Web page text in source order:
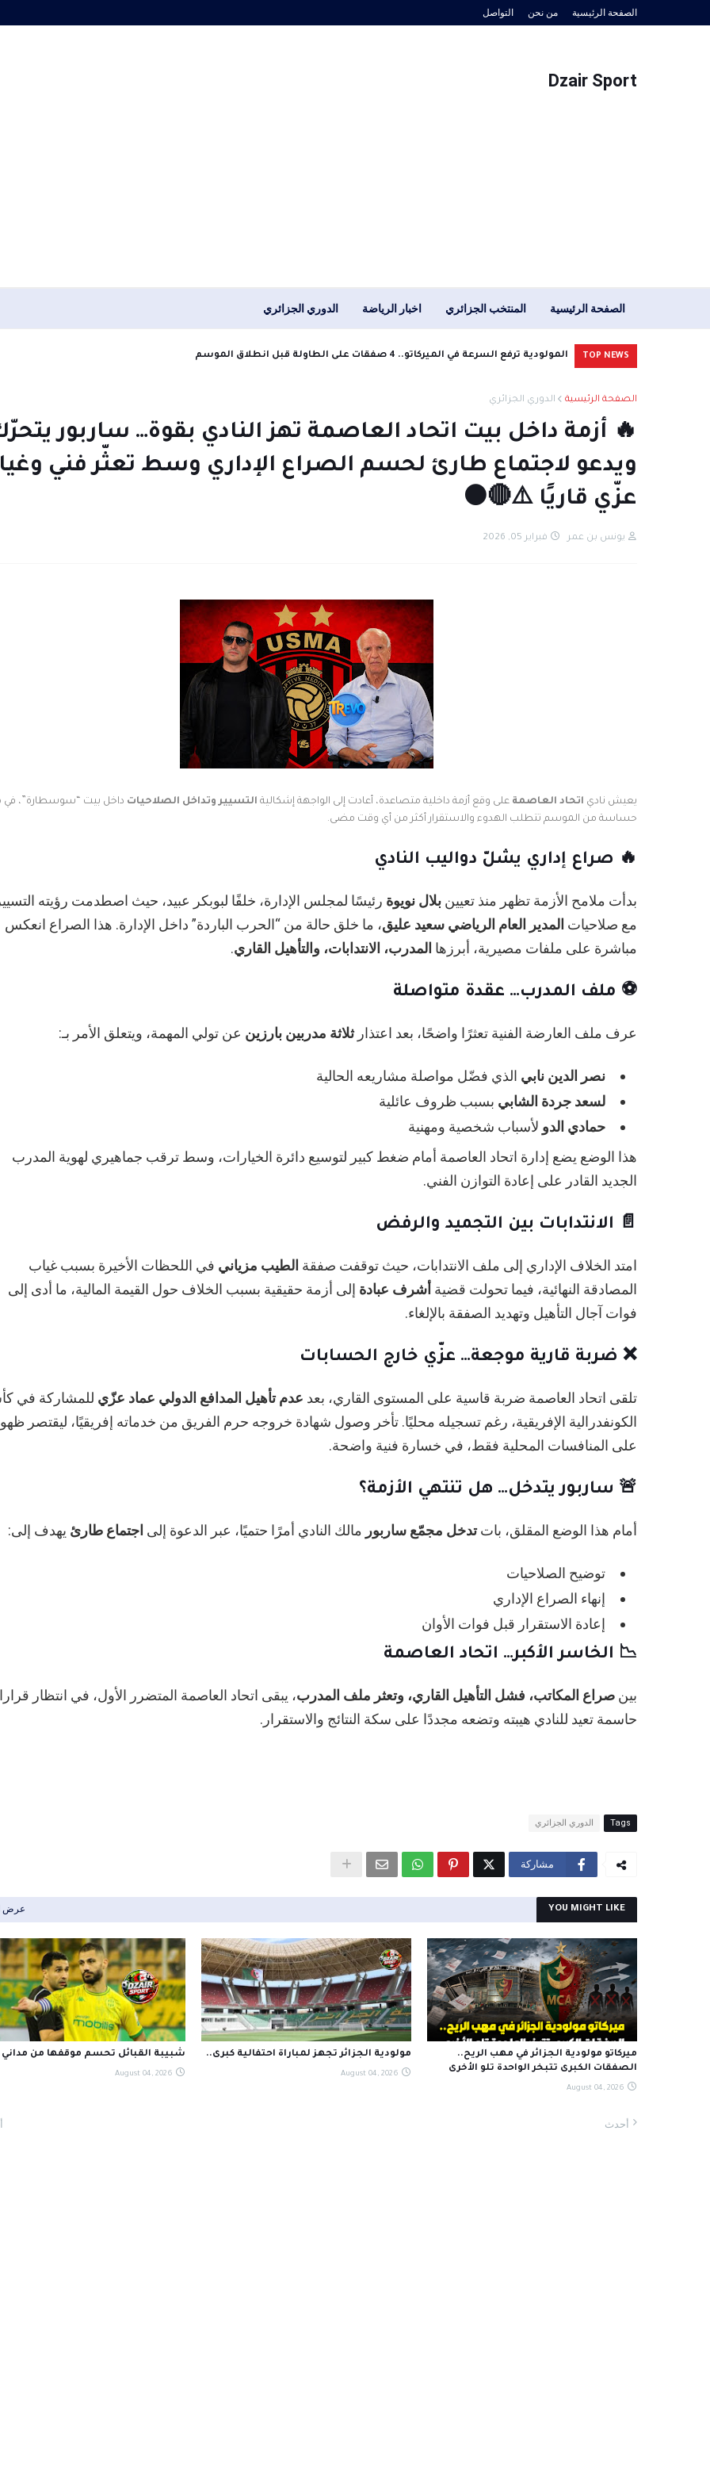
الصفحة الرئيسية من نحن التواصل
Dzair Sport
الصفحة الرئيسية المنتخب الجزائري اخبار الرياضة الدوري الجزائري
TOP NEWSالمولودية ترفع السرعة في الميركاتو.. 4 صفقات على الطاولة قبل انطلاق الموسم
تطورات مثيرة في ملف بيتكوفيتش.. غياب مستمر واجتماعات مرتقبة داخل الفاف لحسم مستقبل المنتخب الجزائري
الصفحة الرئيسية الدوري الجزائري
🔥 أزمة داخل بيت اتحاد العاصمة تهز النادي بقوة… ساربور
ويدعو لاجتماع طارئ لحسم الصراع الإداري وسط تعثّر فني
عزّي قاريًا ⚠️🔴⚫
يونس بن عمر فبراير 05, 2026
يعيش نادي اتحاد العاصمة على وقع أزمة داخلية متصاعدة، أعادت إلى الواجهة إشكالية التسيير وتداخل الصلاحيات داخل بيت “سوسطارة”، في
حساسة من الموسم تتطلب الهدوء والاستقرار أكثر من أي وقت مضى.
🔥 صراع إداري يشلّ دواليب النادي
بدأت ملامح الأزمة تظهر منذ تعيين بلال نويوة رئيسًا لمجلس الإدارة، خلفًا لبوبكر عبيد، حيث اصطدمت رؤيته
مع صلاحيات المدير العام الرياضي سعيد عليق، ما خلق حالة من “الحرب الباردة” داخل الإدارة. هذا الصراع انعكس
مباشرة على ملفات مصيرية، أبرزها المدرب، الانتدابات، والتأهيل القاري.
⚽ ملف المدرب… عقدة متواصلة
عرف ملف العارضة الفنية تعثرًا واضحًا، بعد اعتذارثلاثة مدربين بارزين عن تولي المهمة، ويتعلق الأمر بـ:
نصر الدين نابي الذي فضّل مواصلة مشاريعه الحالية
لسعد جردة الشابي بسبب ظروف عائلية
حمادي الدو لأسباب شخصية ومهنية
هذا الوضع يضع إدارة اتحاد العاصمة أمام ضغط كبير لتوسيع دائرة الخيارات، وسط ترقب جماهيري لهوية المدرب
الجديد القادر على إعادة التوازن الفني.
📄 الانتدابات بين التجميد والرفض
امتد الخلاف الإداري إلى ملف الانتدابات، حيث توقفت صفقة الطيب مزياني في اللحظات الأخيرة بسبب غياب
المصادقة النهائية، فيما تحولت قضية أشرف عبادة إلى أزمة حقيقية بسبب الخلاف حول القيمة المالية، ما أدى إلى
فوات آجال التأهيل وتهديد الصفقة بالإلغاء.
❌ ضربة قارية موجعة… عزّي خارج الحسابات
تلقى اتحاد العاصمة ضربة قاسية على المستوى القاري، بعد عدم تأهيل المدافع الدولي عماد عزّي للمشاركة في
الكونفدرالية الإفريقية، رغم تسجيله محليًا. تأخر وصول شهادة خروجه حرم الفريق من خدماته إفريقيًا، ليقتصر
على المنافسات المحلية فقط، في خسارة فنية واضحة.
🚨 ساربور يتدخل… هل تنتهي الأزمة؟
أمام هذا الوضع المقلق، باتتدخل مجمّع ساربور مالك النادي أمرًا حتميًا، عبر الدعوة إلى اجتماع طارئ يهدف إلى:
توضيح الصلاحيات
إنهاء الصراع الإداري
إعادة الاستقرار قبل فوات الأوان
📉 الخاسر الأكبر… اتحاد العاصمة
بين صراع المكاتب، فشل التأهيل القاري، وتعثر ملف المدرب، يبقى اتحاد العاصمة المتضرر الأول، في انتظار
حاسمة تعيد للنادي هيبته وتضعه مجددًا على سكة النتائج والاستقرار.
Tags الدوري الجزائري
مشاركة
YOU MIGHT LIKE عرض
ميركاتو مولودية الجزائر في مهب الريح..
الصفقات الكبرى تتبخر الواحدة تلو الأخرى
August 04, 2026
مولودية الجزائر تجهز لمباراة احتفالية كبرى..
August 04, 2026
شبيبة القبائل تحسم موقفها من مداني
August 04, 2026
أحدث